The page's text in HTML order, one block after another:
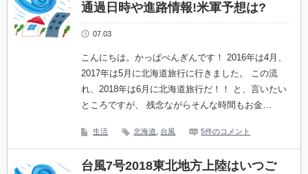
通過日時や進路情報!米軍予想は?
07.03
こんにちは。かっぱぺんぎんです！ 2016年は4月、
2017年は5月に北海道旅行に行きました。 この流
れ、2018年は6月に北海道旅行だ！！ と、言いたい
ところですが、 残念ながらそんな時間もお金…
生活 北海道 台風 5件のコメント
台風7号2018東北地方上陸はいつご